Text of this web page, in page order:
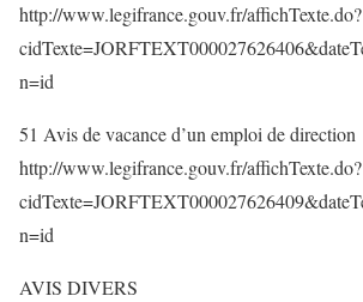
http://www.legifrance.gouv.fr/affichTexte.do?
n=id
51 Avis de vacance d’un emploi de direction
http://www.legifrance.gouv.fr/affichTexte.do?
n=id
AVIS DIVERS